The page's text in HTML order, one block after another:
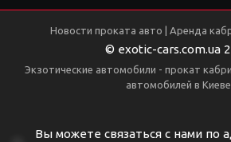
Новости проката авто | Аренда
© exotic-cars.com.ua
Экзотические автомобили - прокат
автомобилей в Киеве
Вы можете связаться с нами по